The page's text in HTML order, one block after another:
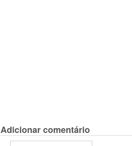
Adicionar comentário